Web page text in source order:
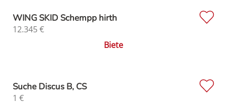
WING SKID Schempp hirth
12.345€
Biete
Suche Discus B, CS
1 €